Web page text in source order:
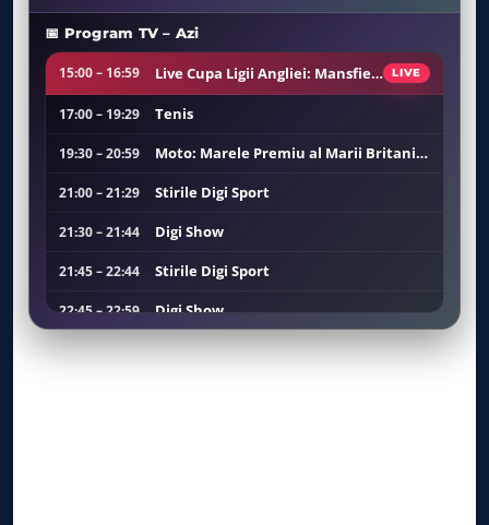
📅 Program TV – Azi
15:00 – 16:59 Live Cupa Ligii Angliei: Mansfield-Sheffield United Turul 1 LIVE
17:00 – 19:29 Tenis
19:30 – 20:59 Moto: Marele Premiu al Marii Britanii Curse Moto2/ MotoGP/ Moto3
21:00 – 21:29 Stirile Digi Sport
21:30 – 21:44 Digi Show
21:45 – 22:44 Stirile Digi Sport
22:45 – 22:59 Digi Show
Stirile Digi Sport